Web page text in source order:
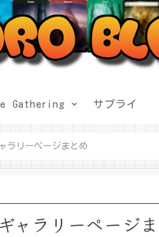
Gathering サプライ
ラリーページまとめ
ャラリーページま